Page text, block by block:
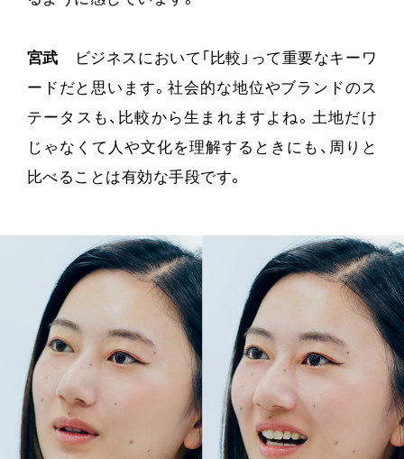
宮武 ビジネスにおいて「比較」って重要なキーワ
ードだと思います。社会的な地位やブランドのス
テータスも、比較から生まれますよね。土地だけ
じゃなくて人や文化を理解するときにも、周りと
比べることは有効な手段です。